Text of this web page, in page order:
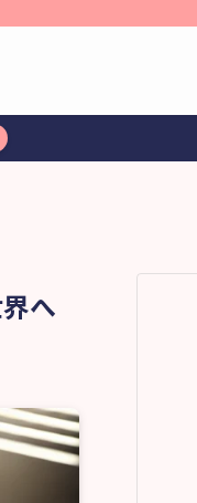
へ